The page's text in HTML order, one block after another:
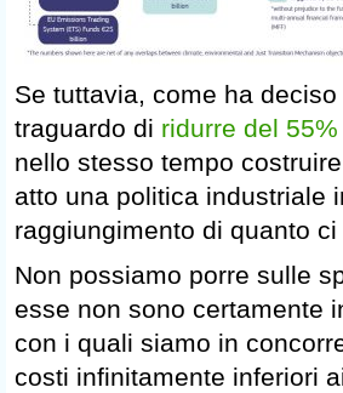
Se tuttavia, come ha
traguardo di ridurre del 55%
nello stesso tempo
atto una politica industriale
raggiungimento di quanto
Non possiamo porre sulle
esse non sono certamente
con i quali siamo in
costi infinitamente inferiori